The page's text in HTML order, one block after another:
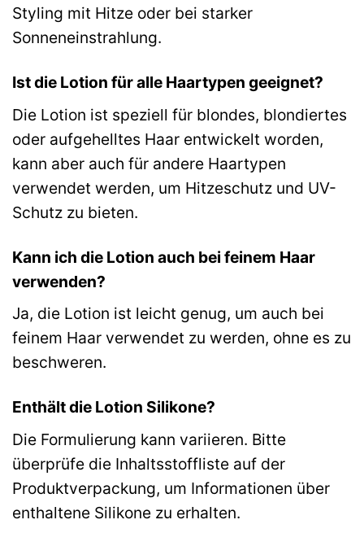
Styling mit Hitze oder bei starker
Sonneneinstrahlung.
Ist die Lotion für alle Haartypen geeignet?
Die Lotion ist speziell für blondes, blondiertes
oder aufgehelltes Haar entwickelt worden,
kann aber auch für andere Haartypen
verwendet werden, um Hitzeschutz und UV-
Schutz zu bieten.
Kann ich die Lotion auch bei feinem Haar
verwenden?
Ja, die Lotion ist leicht genug, um auch bei
feinem Haar verwendet zu werden, ohne es zu
beschweren.
Enthält die Lotion Silikone?
Die Formulierung kann variieren. Bitte
überprüfe die Inhaltsstoffliste auf der
Produktverpackung, um Informationen über
enthaltene Silikone zu erhalten.